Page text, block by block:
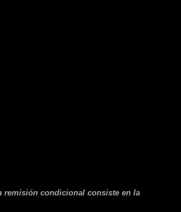
remisión condicional consiste en la